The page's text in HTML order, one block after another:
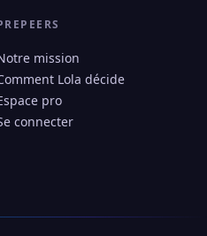
mission
Lola décide
pro
connecter